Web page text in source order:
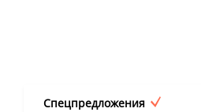
Спецпредложения